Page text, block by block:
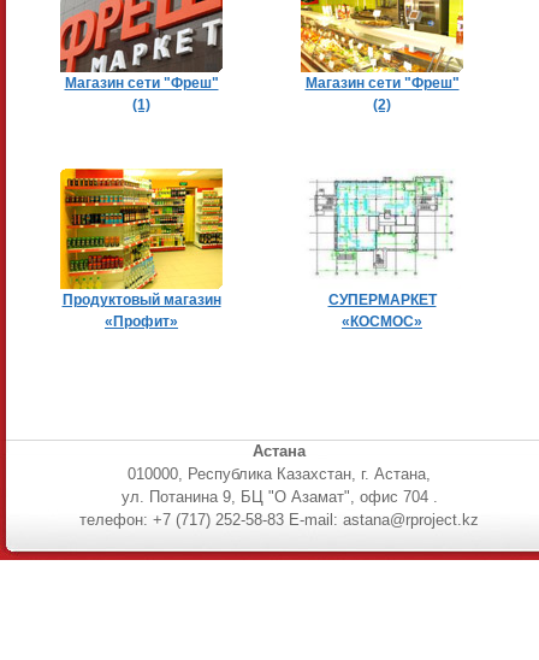
Магазин сети "Фреш"
(1)
Магазин сети "Фреш"
(2)
Продуктовый магазин
«Профит»
СУПЕРМАРКЕТ
«КОСМОС»
Астана
010000, Республика Казахстан, г. Астана,
ул. Потанина 9, БЦ "О Азамат", офис 704 .
телефон: +7 (717) 252-58-83 E-mail: astana@rproject.kz